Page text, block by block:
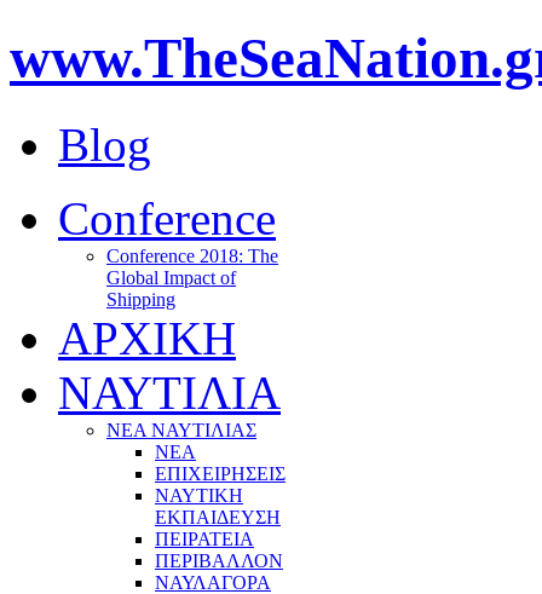
Blog
Conference
Conference 2018: The
Global Impact of
Shipping
ΑΡΧΙΚΗ
ΝΑΥΤΙΛΙΑ
ΝΕΑ ΝΑΥΤΙΛΙΑΣ
ΝΕΑ
ΕΠΙΧΕΙΡΗΣΕΙΣ
ΝΑΥΤΙΚΗ
ΕΚΠΑΙΔΕΥΣΗ
ΠΕΙΡΑΤΕΙΑ
ΠΕΡΙΒΑΛΛΟΝ
ΝΑΥΛΑΓΟΡΑ